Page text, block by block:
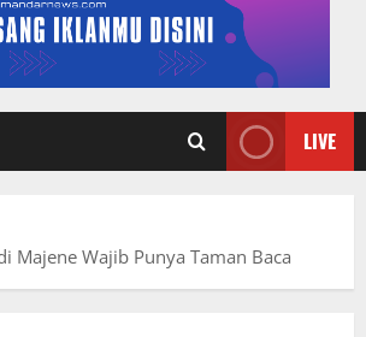
LIVE
Majene Wajib Punya Taman Baca